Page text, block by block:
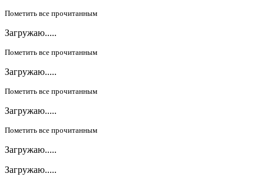
Пометить все прочитанным
Загружаю.....
Пометить все прочитанным
Загружаю.....
Пометить все прочитанным
Загружаю.....
Пометить все прочитанным
Загружаю.....
Загружаю.....